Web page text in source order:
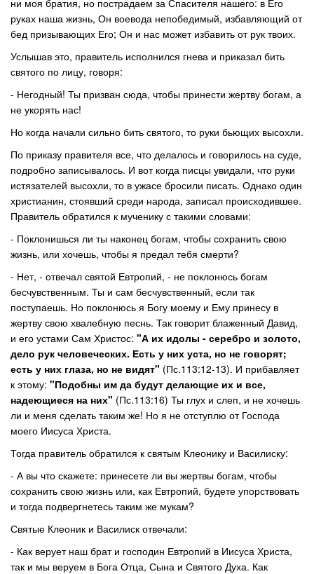
ни моя братия, но пострадаем за Спасителя нашего: в Его
руках наша жизнь, Он воевода непобедимый, избавляющий от
бед призывающих Его; Он и нас может избавить от рук твоих.
Услышав это, правитель исполнился гнева и приказал бить
святого по лицу, говоря:
- Негодный! Ты призван сюда, чтобы принести жертву богам, а
не укорять нас!
Но когда начали сильно бить святого, то руки бьющих высохли.
По приказу правителя все, что делалось и говорилось на суде,
подробно записывалось. И вот когда писцы увидали, что руки
истязателей высохли, то в ужасе бросили писать. Однако один
христианин, стоявший среди народа, записал происходившее.
Правитель обратился к мученику с такими словами:
- Поклонишься ли ты наконец богам, чтобы сохранить свою
жизнь, или хочешь, чтобы я предал тебя смерти?
- Нет, - отвечал святой Евтропий, - не поклонюсь богам
бесчувственным. Ты и сам бесчувственный, если так
поступаешь. Но поклонюсь я Богу моему и Ему принесу в
жертву свою хвалебную песнь. Так говорит блаженный Давид,
и его устами Сам Христос: "А их идолы - серебро и золото,
дело рук человеческих. Есть у них уста, но не говорят;
есть у них глаза, но не видят" (Пс.113:12-13). И прибавляет
к этому: "Подобны им да будут делающие их и все,
надеющиеся на них" (Пс.113:16) Ты глух и слеп, и не хочешь
ли и меня сделать таким же! Но я не отступлю от Господа
моего Иисуса Христа.
Тогда правитель обратился к святым Клеонику и Василиску:
- А вы что скажете: принесете ли вы жертвы богам, чтобы
сохранить свою жизнь или, как Евтропий, будете упорствовать
и тогда подвергнетесь таким же мукам?
Святые Клеоник и Василиск отвечали:
- Как верует наш брат и господин Евтропий в Иисуса Христа,
так и мы веруем в Бога Отца, Сына и Святого Духа. Как